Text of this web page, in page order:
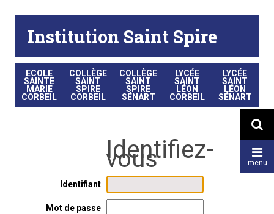
contenu.
Institution Saint Spire
ECOLE
SAINTE
MARIE
CORBEIL
COLLÈGE
SAINT
SPIRE
CORBEIL
COLLÈGE
SAINT
SPIRE
SÉNART
LYCÉE
SAINT
LÉON
CORBEIL
LYCÉE
SAINT
LÉON
SÉNART


menu
Identifiant
Mot de passe